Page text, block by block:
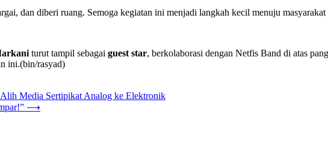
dan diberi ruang. Semoga kegiatan ini menjadi langkah kecil menuju
turut tampil sebagai guest star, berkolaborasi dengan Netfis Band di atas
ini.(bin/rasyad)
Media Sertipikat Analog ke Elektronik
⟶